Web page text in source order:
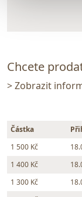
Chcete
> Zobrazit
Částka
1 500 Kč
1 400 Kč
1 300 Kč